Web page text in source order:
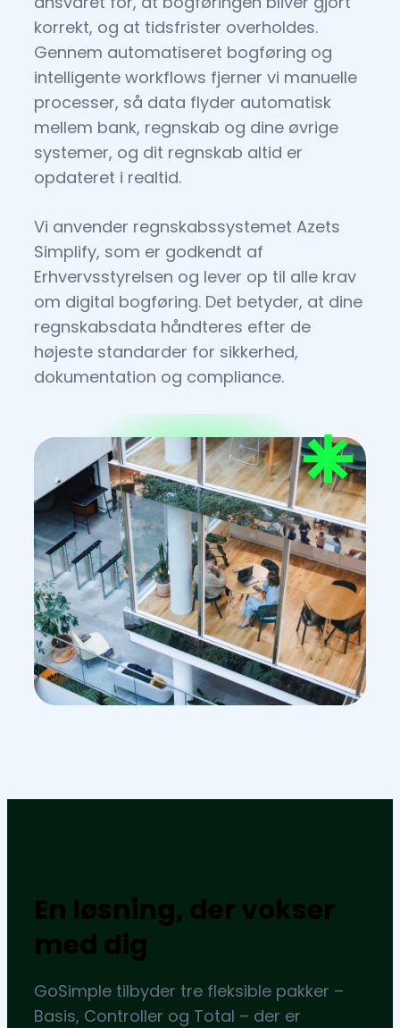
korrekt, og at tidsfrister overholdes.
Gennem automatiseret bogføring og
intelligente workflows fjerner vi manuelle
processer, så data flyder automatisk
mellem bank, regnskab og dine øvrige
systemer, og dit regnskab altid er
opdateret i realtid.
Vi anvender regnskabssystemet Azets
Simplify, som er godkendt af
Erhvervsstyrelsen og lever op til alle krav
om digital bogføring. Det betyder, at dine
regnskabsdata håndteres efter de
højeste standarder for sikkerhed,
dokumentation og compliance.
En løsning, der vokser
med dig
GoSimple tilbyder tre fleksible pakker –
Basis, Controller og Total – der er